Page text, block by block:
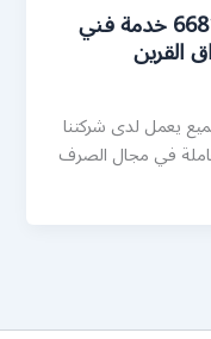
رقم صحي اسواق القرين 66817766 خدمة فني
يعمل لدى شركتنا
في مجال الصرف